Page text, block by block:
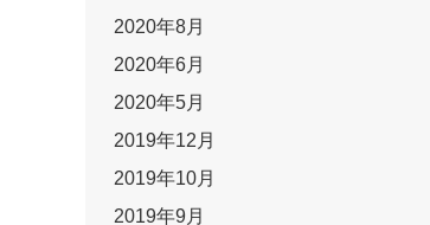
2020年8月
2020年6月
2020年5月
2019年12月
2019年10月
2019年9月